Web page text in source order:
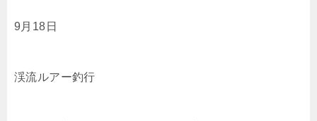
9月18日
渓流ルアー釣行